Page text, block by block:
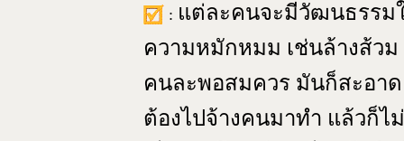
: แต่ละคนจะมีวัฒนธรรม
ความหมักหมม เช่นล้างส้ว
คนละพอสมควร มันก็สะอา
ต้องไปจ้างคนมาทำ แล้วก็